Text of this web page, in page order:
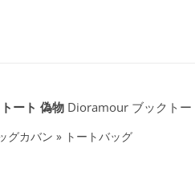
ート 偽物 Dioramour ブックト
グカバン » トートバッグ